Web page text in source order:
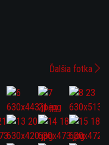
Ďalšia fotka